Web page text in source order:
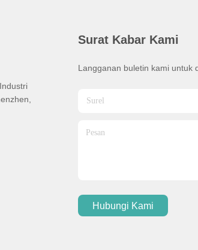
Surat Kabar Kami
Langganan buletin kami untuk
Hubungi Kami